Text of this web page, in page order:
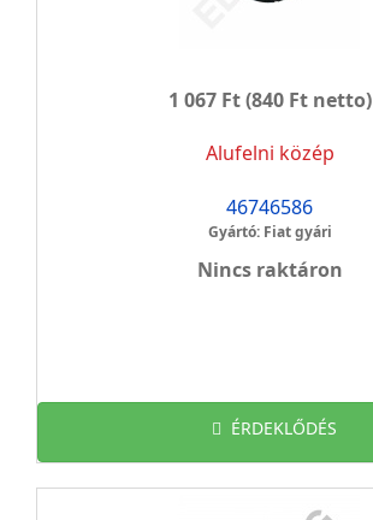
1 067 Ft(840 Ft netto)
Alufelni közép
46746586
Gyártó: Fiat gyári
Nincs raktáron
ÉRDEKLŐDÉS